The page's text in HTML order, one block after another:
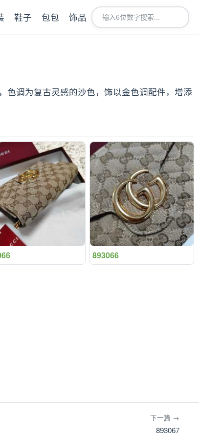
鞋子 包包 饰品
色调为复古灵感的沙色，饰以金色调配件，增添
893066
下一篇 →
893067